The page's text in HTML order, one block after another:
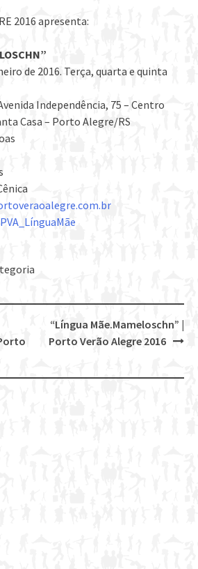
2016 apresenta:
de 2016. Terça, quarta e quinta
Independência, 75 – Centro
Casa – Porto Alegre/RS
“Língua Mãe.Mameloschn” |
Porto Verão Alegre 2016